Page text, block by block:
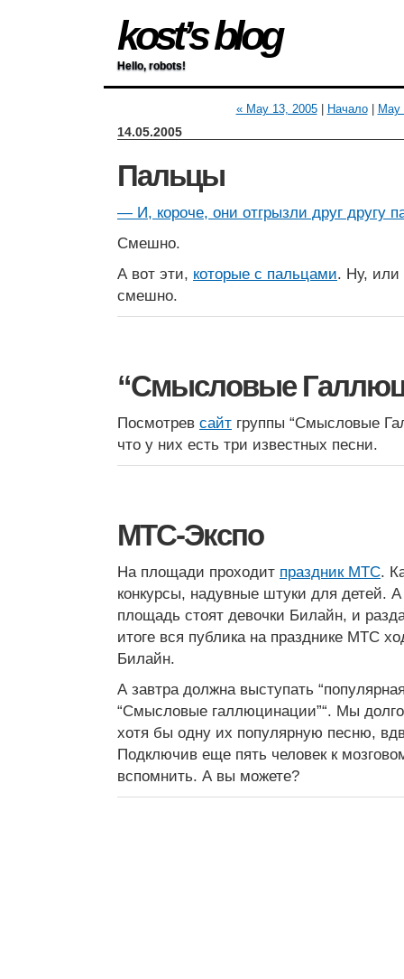
kost’s blog
Hello, robots!
« May 13, 2005| Начало| May
14.05.2005
Пальцы
— И, короче, они отгрызли друг другу
Смешно.
А вот эти, которые с пальцами. Ну, или
смешно.
“Смысловые
Посмотрев сайт группы “Смысловые
что у них есть три известных песни.
МТС-Экспо
На площади проходит праздник МТС.
конкурсы, надувные штуки для детей.
площадь стоят девочки Билайн, и
итоге вся публика на празднике МТС
Билайн.
А завтра должна выступать
“Смысловые галлюцинации”“. Мы
хотя бы одну их популярную песню,
Подключив еще пять человек к
вспомнить. А вы можете?